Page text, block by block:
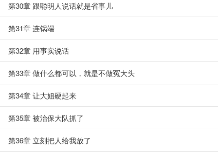
第30章 跟聪明人说话就是省事儿
第31章 连锅端
第32章 用事实说话
第33章 做什么都可以，就是不做冤大头
第34章 让大姐硬起来
第35章 被治保大队抓了
第36章 立刻把人给我放了